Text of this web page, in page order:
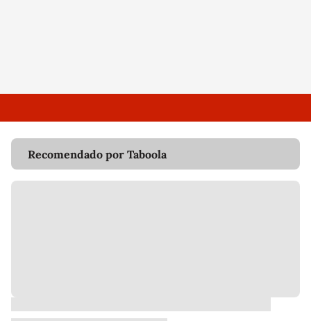
Recomendado por Taboola